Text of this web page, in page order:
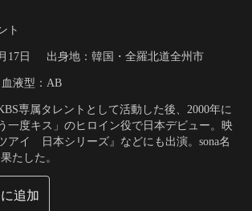
ト
17日 出身地：韓国・全羅北道全州市
血液型：AB
専属タレントとして活動した後、2000年に
一度キス」のヒロイン役で日本デビュー。映
アイ 日本シリーズ』などにも出演。sona名
たした。
追加